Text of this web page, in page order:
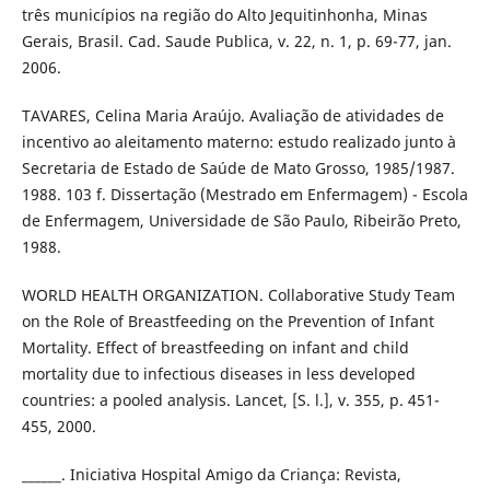
três municípios na região do Alto Jequitinhonha, Minas
Gerais, Brasil. Cad. Saude Publica, v. 22, n. 1, p. 69-77, jan.
2006.
TAVARES, Celina Maria Araújo. Avaliação de atividades de
incentivo ao aleitamento materno: estudo realizado junto à
Secretaria de Estado de Saúde de Mato Grosso, 1985/1987.
1988. 103 f. Dissertação (Mestrado em Enfermagem) - Escola
de Enfermagem, Universidade de São Paulo, Ribeirão Preto,
1988.
WORLD HEALTH ORGANIZATION. Collaborative Study Team
on the Role of Breastfeeding on the Prevention of Infant
Mortality. Effect of breastfeeding on infant and child
mortality due to infectious diseases in less developed
countries: a pooled analysis. Lancet, [S. l.], v. 355, p. 451-
455, 2000.
______. Iniciativa Hospital Amigo da Criança: Revista,